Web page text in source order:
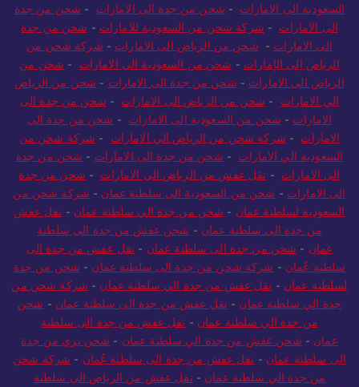
السعودية الى الامارات - شحن من جدة الى الامارات - شحن من جدة
الى الامارات - شركة شحن من السعودية للامارات - شحن من جدة
الى الامارات - شحن من الرياض الى الامارات - شركة شحن من
الرياض إلى الإمارات - شحن من السعودية الى الامارات - شحن من
الرياض الى الامارات - شحن من جدة الى الامارات - شحن من الرياض
الي الامارات - شحن من الرياض الى الامارات - شحن من جدة الى
الامارات - شحن من السعودية الى الامارات - شحن من جدة الى
الامارات - شركة شحن من الرياض الي الامارات - شركة شحن من
السعودية الي الامارات - شحن من جدة الى الامارات - شحن من جدة
الى الامارات - نقل عفش من الرياض الى الامارات - شحن من جدة
الى الامارات - شحن من السعودية الى سلطنة عمان - شركة شحن من
السعودية لسلطنة عمان - شحن من جدة الي سلطنة عمان - نقل عفش
من جدة الى سلطنة عمان - شحن عفش من جدة الى سلطنة
عمان - شحن من جدة الى سلطنة عمان - نقل عفش من جدة الى
سلطنة عُمان - شركة شحن من جدة الى سلطنة عمان - شحن من جدة
لسلطنة عمان - نقل عفش من جدة الي سلطنة عمان - شركة شحن من
جدة الي سلطنة عمان - نقل عفش من جدة الى سلطنة عمان - شحن
من جدة الي سلطنة عمان - نقل عفش من جدة الى سلطنة
عمان - شحن عفش من جدة الي سلطنة عمان - شحن بري من جدة
الى سلطنة عمان - نقل عفش من جدة الى سلطنة عُمان - شركة شحن
من جدة الي سلطنة عمان - نقل عفش من الرياض الى سلطنة